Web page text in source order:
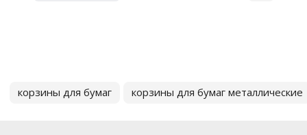
корзины для бумаг корзины для бумаг металлические